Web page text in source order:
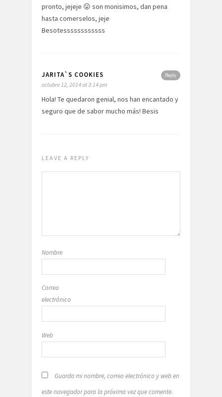
pronto, jejeje 😛 son monisimos, dan pena
hasta comerselos, jeje
Besotessssssssssss
Reply
JARITA`S COOKIES
octubre 12, 2014 at 3:14 pm
Hola! Te quedaron genial, nos han encantado y
seguro que de sabor mucho más! Besis
LEAVE A REPLY
Nombre
Correo
electrónico
Web
Guarda mi nombre, correo electrónico y web en
este navegador para la próxima vez que comente.